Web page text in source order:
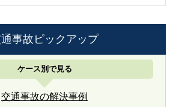
事故ピックアップ
ケース別で見る
交通事故の解決事例